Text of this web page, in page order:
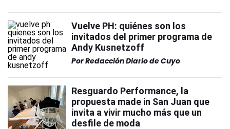
Vuelve PH: quiénes son los
invitados del primer programa de
Andy Kusnetzoff
PorRedacción Diario de Cuyo
Resguardo Performance, la
propuesta made in San Juan que
invita a vivir mucho más que un
desfile de moda